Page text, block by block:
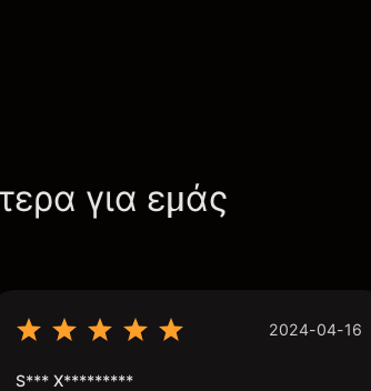
για εμάς
2024-04-16
S*** X*********